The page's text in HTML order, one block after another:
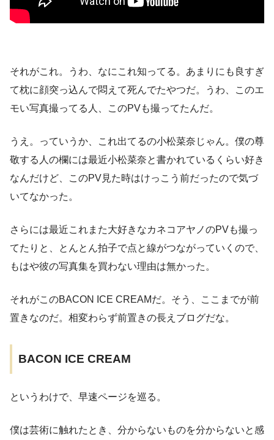
それがこれ。うわ、なにこれ知ってる。あまりにも良すぎ
て枕に顔突っ込んで悶えて死んでたやつだ。うわ、このエ
モい写真撮ってる人、このPVも撮ってたんだ。
うえ。っていうか、これ出てるの小松菜奈じゃん。僕の尊
敬する人の欄には最近小松菜奈と書かれているくらい好き
なんだけど、このPV見た時はけっこう前だったので気づ
いてなかった。
さらには最近これまた大好きなカネコアヤノのPVも撮っ
てたりと、とんとん拍子で点と線がつながっていくので、
もはや彼の写真集を買わない理由は無かった。
それがこのBACON ICE CREAMだ。そう、ここまでが前
置きなのだ。相変わらず前置きの長えブログだな。
BACON ICE CREAM
というわけで、早速ページを巡る。
僕は芸術に触れたとき、分からないものを分からないと感